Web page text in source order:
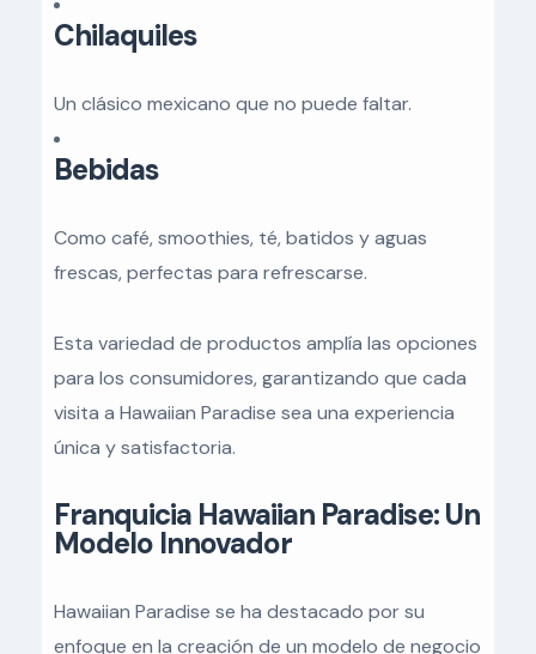
Chilaquiles
Un clásico mexicano que no puede faltar.
Bebidas
Como café, smoothies, té, batidos y aguas
frescas, perfectas para refrescarse.
Esta variedad de productos amplía las opciones
para los consumidores, garantizando que cada
visita a Hawaiian Paradise sea una experiencia
única y satisfactoria.
Franquicia Hawaiian Paradise: Un
Modelo Innovador
Hawaiian Paradise se ha destacado por su
enfoque en la creación de un modelo de negocio